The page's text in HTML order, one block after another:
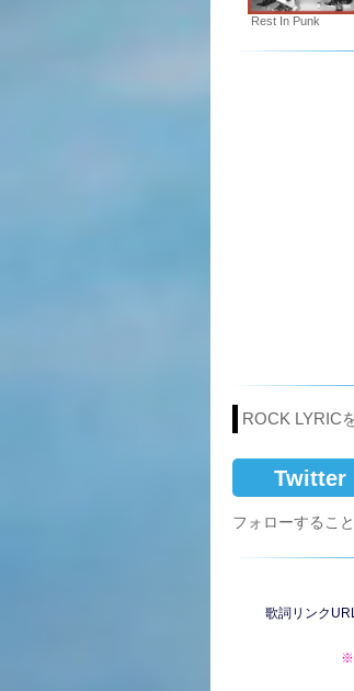
Rest In Punk
ROCK LYRIC
Twitter
フォローするこ
歌詞リンク
※